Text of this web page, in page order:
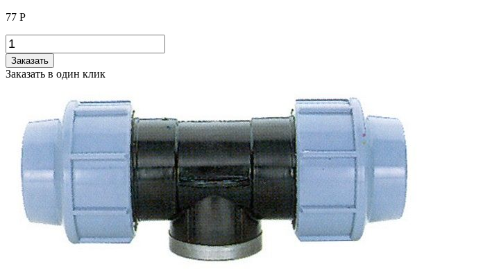
77 Р
Заказать
Заказать в один клик